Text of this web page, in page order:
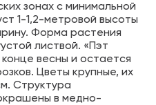
зонах с минимальной
1-1,2-метровой высоты
Форма растения
листвой. «Пэт
весны и остается
Цветы крупные, их
Структура
в медно-